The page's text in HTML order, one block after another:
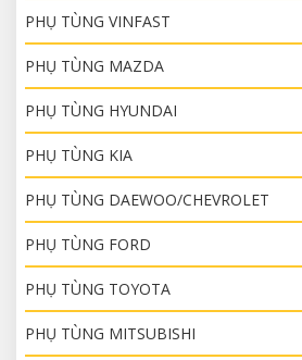
PHỤ TÙNG VINFAST
PHỤ TÙNG MAZDA
PHỤ TÙNG HYUNDAI
PHỤ TÙNG KIA
PHỤ TÙNG DAEWOO/CHEVROLET
PHỤ TÙNG FORD
PHỤ TÙNG TOYOTA
PHỤ TÙNG MITSUBISHI